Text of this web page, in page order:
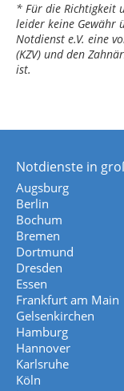
* Für die Richtigkeit
leider keine Gewähr
Notdienst e.V. eine
(KZV) und den
ist.
Notdienste in
Augsburg
Berlin
Bochum
Bremen
Dortmund
Dresden
Essen
Frankfurt am Main
Gelsenkirchen
Hamburg
Hannover
Karlsruhe
Köln